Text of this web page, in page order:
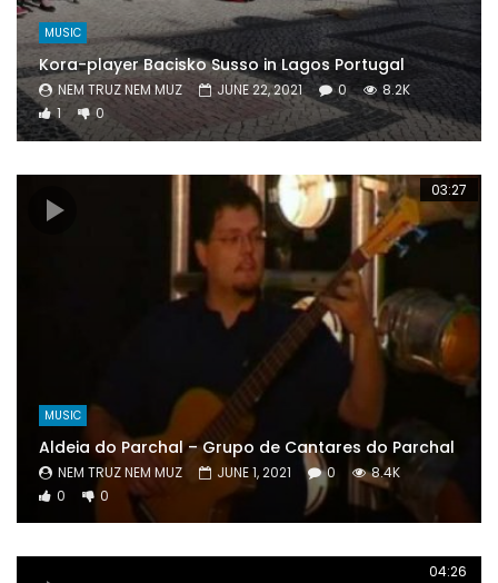
MUSIC
Kora-player Bacisko Susso in Lagos Portugal
NEM TRUZ NEM MUZ JUNE 22, 2021 0
8.2K
1
0
03:27
MUSIC
Aldeia do Parchal – Grupo de Cantares do Parchal
NEM TRUZ NEM MUZ JUNE 1, 2021 0
8.4K
0
0
04:26